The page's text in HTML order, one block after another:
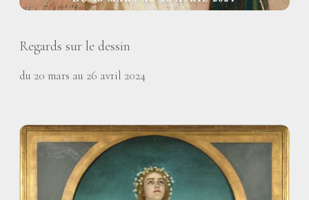
Regards sur le dessin
du 20 mars au 26 avril 2024